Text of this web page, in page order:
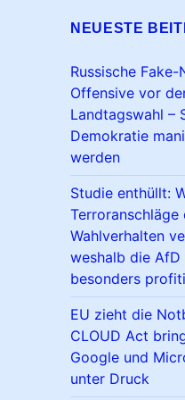
NEUESTE
Russische Fake-
Offensive vor
Landtagswahl –
Demokratie
werden
Studie enthüllt:
Terroranschläge
Wahlverhalten
weshalb die AfD
besonders
EU zieht die
CLOUD Act
Google und
unter Druck